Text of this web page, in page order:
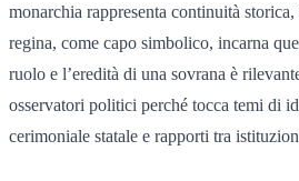
monarchia rappresenta continuità
regina, come capo simbolico, incarna
ruolo e l’eredità di una sovrana è
osservatori politici perché tocca temi di
cerimoniale statale e rapporti tra